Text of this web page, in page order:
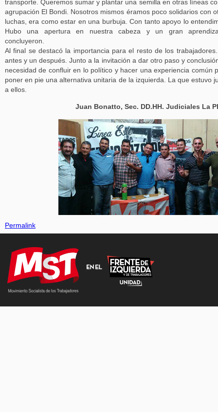
transporte. Queremos sumar y plantar una semilla en otras líneas
agrupación El Bondi. Nosotros mismos éramos poco solidarios con
luchas, era como estar en una burbuja. Con tanto apoyo lo
Hubo una apertura en nuestra cabeza y un gran
concluyeron.
Al final se destacó la importancia para el resto de los
antes y un después. Junto a la invitación a dar otro paso y
necesidad de confluir en lo político y hacer una experiencia común
poner en pie una alternativa unitaria de la izquierda. La que estuvo
a ellos.
Juan Bonatto, Sec. DD.HH. Judiciales La
Permalink